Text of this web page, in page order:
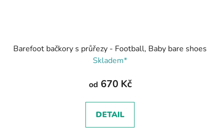
Barefoot bačkory s průřezy - Football, Baby bare shoes
Skladem*
od 670 Kč
DETAIL